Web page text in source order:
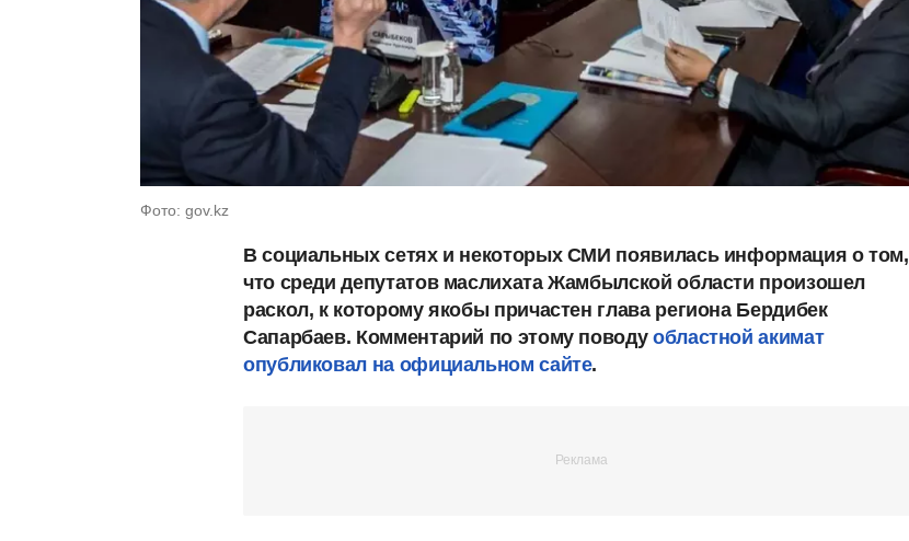
Фото: gov.kz
В социальных сетях и некоторых СМИ появилась информация о том,
что среди депутатов маслихата Жамбылской области произошел
раскол, к которому якобы причастен глава региона Бердибек
Сапарбаев. Комментарий по этому поводу областной акимат
опубликовал на официальном сайте.